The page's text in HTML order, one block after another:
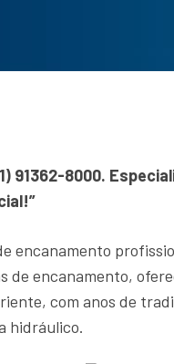
91362-8000.
encanamento
de encanamento,
com anos de
hidráulico.